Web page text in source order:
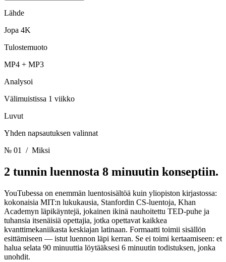
Lähde
Jopa 4K
Tulostemuoto
MP4 + MP3
Analysoi
Välimuistissa 1 viikko
Luvut
Yhden napsautuksen valinnat
№ 01
/ Miksi
2 tunnin luennosta 8 minuutin konseptiin.
YouTubessa on enemmän luentosisältöä kuin yliopiston kirjastossa:
kokonaisia MIT:n lukukausia, Stanfordin CS-luentoja, Khan
Academyn läpikäyntejä, jokainen ikinä nauhoitettu TED-puhe ja
tuhansia itsenäisiä opettajia, jotka opettavat kaikkea
kvanttimekaniikasta keskiajan latinaan. Formaatti toimii sisällön
esittämiseen — istut luennon läpi kerran. Se ei toimi kertaamiseen: et
halua selata 90 minuuttia löytääksesi 6 minuutin todistuksen, jonka
unohdit.